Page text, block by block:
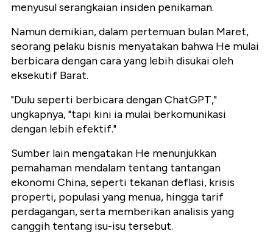
menyusul serangkaian insiden penikaman.
Namun demikian, dalam pertemuan bulan Maret,
seorang pelaku bisnis menyatakan bahwa He mulai
berbicara dengan cara yang lebih disukai oleh
eksekutif Barat.
"Dulu seperti berbicara dengan ChatGPT,"
ungkapnya, "tapi kini ia mulai berkomunikasi
dengan lebih efektif."
Sumber lain mengatakan He menunjukkan
pemahaman mendalam tentang tantangan
ekonomi China, seperti tekanan deflasi, krisis
properti, populasi yang menua, hingga tarif
perdagangan, serta memberikan analisis yang
canggih tentang isu-isu tersebut.